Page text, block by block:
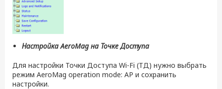
Настройка AeroMag на Точке Доступа
Для настройки Точки Доступа Wi-Fi (ТД) нужно выбрать
режим AeroMag operation mode: AP и сохранить
настройки.